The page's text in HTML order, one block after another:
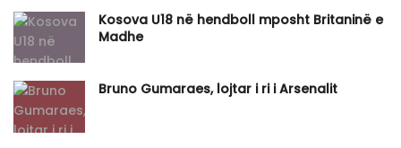
Kosova U18 në hendboll mposht Britaninë e
Madhe
Bruno Gumaraes, lojtar i ri i Arsenalit